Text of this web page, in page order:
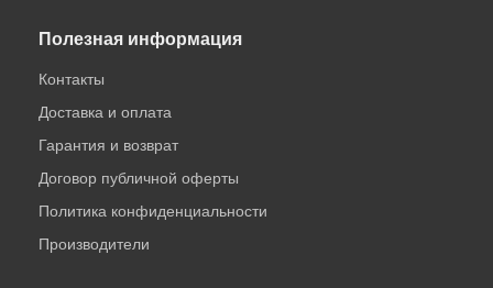
Полезная информация
Контакты
Доставка и оплата
Гарантия и возврат
Договор публичной оферты
Политика конфиденциальности
Производители